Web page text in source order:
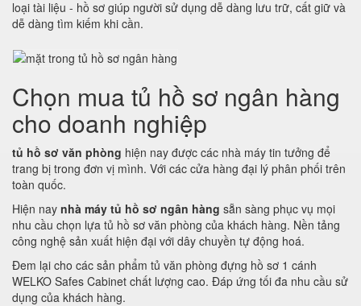
loại tài liệu - hồ sơ giúp người sử dụng dễ dàng lưu trữ, cất giữ và
dễ dàng tìm kiếm khi cần.
Chọn mua tủ hồ sơ ngân hàng
cho doanh nghiệp
tủ hồ sơ văn phòng hiện nay được các nhà máy tin tưởng để
trang bị trong đơn vị mình. Với các cửa hàng đại lý phân phối trên
toàn quốc.
Hiện nay nhà máy tủ hồ sơ ngân hàng sẵn sàng phục vụ mọi
nhu cầu chọn lựa tủ hồ sơ văn phòng của khách hàng. Nền tảng
công nghệ sản xuất hiện đại với dây chuyền tự động hoá.
Đem lại cho các sản phẩm tủ văn phòng đựng hồ sơ 1 cánh
WELKO Safes Cabinet chất lượng cao. Đáp ứng tối đa nhu cầu sử
dụng của khách hàng.